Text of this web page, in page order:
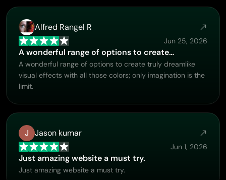
Alfred Rangel R
Jun 25, 2026
A wonderful range of options to create…
A wonderful range of options to create truly dreamlike
visual effects with all those colors; only imagination is the
limit.
J Jason kumar
Jun 1, 2026
Just amazing website a must try.
Just amazing website a must try.